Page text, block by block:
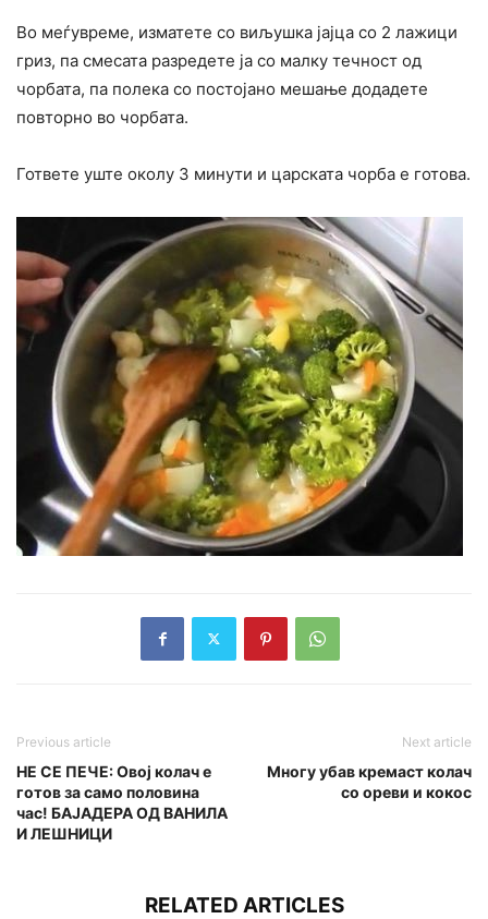
Во меѓувреме, изматете со виљушка јајца со 2 лажици
гриз, па смесата разредете ја со малку течност од
чорбата, па полека со постојано мешање додадете
повторно во чорбата.
Гответе уште околу 3 минути и царската чорба е готова.
Previous article
НЕ СЕ ПЕЧЕ: Овој колач е
готов за само половина
час! БАЈАДЕРА ОД ВАНИЛА
И ЛЕШНИЦИ
Next article
Многу убав кремаст колач
со ореви и кокос
RELATED ARTICLES